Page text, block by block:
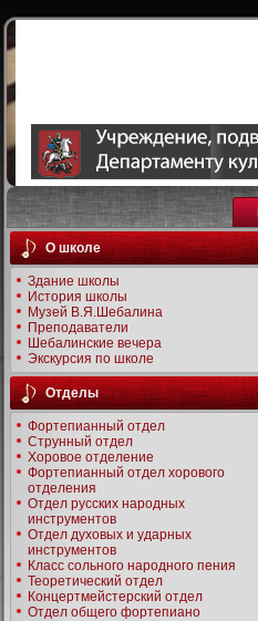
О школе
Здание школы
История школы
Музей В.Я.Шебалина
Преподаватели
Шебалинские вечера
Экскурсия по школе
Отделы
Фортепианный отдел
Струнный отдел
Хоровое отделение
Фортепианный отдел хорового
отделения
Отдел русских народных
инструментов
Отдел духовых и ударных
инструментов
Класс сольного народного пения
Теоретический отдел
Концертмейстерский отдел
Отдел общего фортепиано